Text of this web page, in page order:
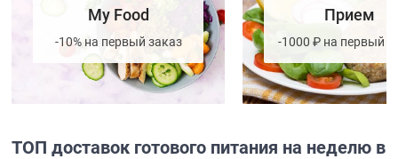
My Food
-10% на первый заказ
Прием
-1000 ₽ на первый
ТОП доставок готового питания на неделю в